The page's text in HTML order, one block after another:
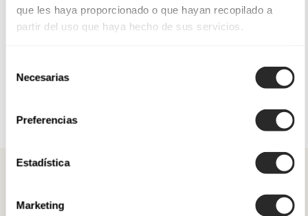
que les haya proporcionado o que hayan recopilado a
partir del uso que haya hecho de sus servicios.
Necesarias
Preferencias
Estadística
Marketing